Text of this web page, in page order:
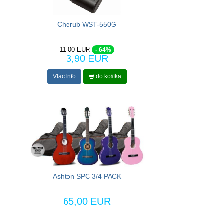
Cherub WST-550G
11,00 EUR - 64%
3,90 EUR
Viac info do košíka
Ashton SPC 3/4 PACK
65,00 EUR